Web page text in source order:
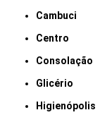
Cambuci
Centro
Consolação
Glicério
Higienópolis